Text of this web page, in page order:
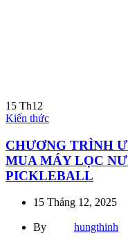
15 Th12
Kiến thức
CHƯƠNG TRÌNH
MUA MÁY LỌC
PICKLEBALL
15 Tháng 12, 2025
By
hungthinh